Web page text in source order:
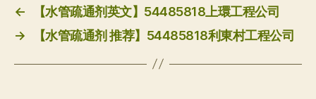
←
【水管疏通剂英文】54485818上環工程公司
→
【水管疏通剂 推荐】54485818利東村工程公司